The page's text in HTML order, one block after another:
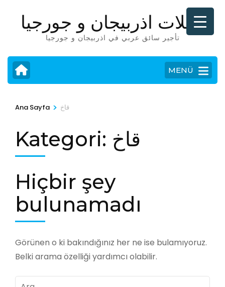
basın)
رحلات اذربيجان و جورجيا
تأجير سائق عربي في اذربيجان و جورجيا
MENÜ
Ana Sayfa > قاخ
Kategori: قاخ
Hiçbir şey
bulunamadı
Görünen o ki bakındığınız her ne ise bulamıyoruz.
Belki arama özelliği yardımcı olabilir.
Arama: